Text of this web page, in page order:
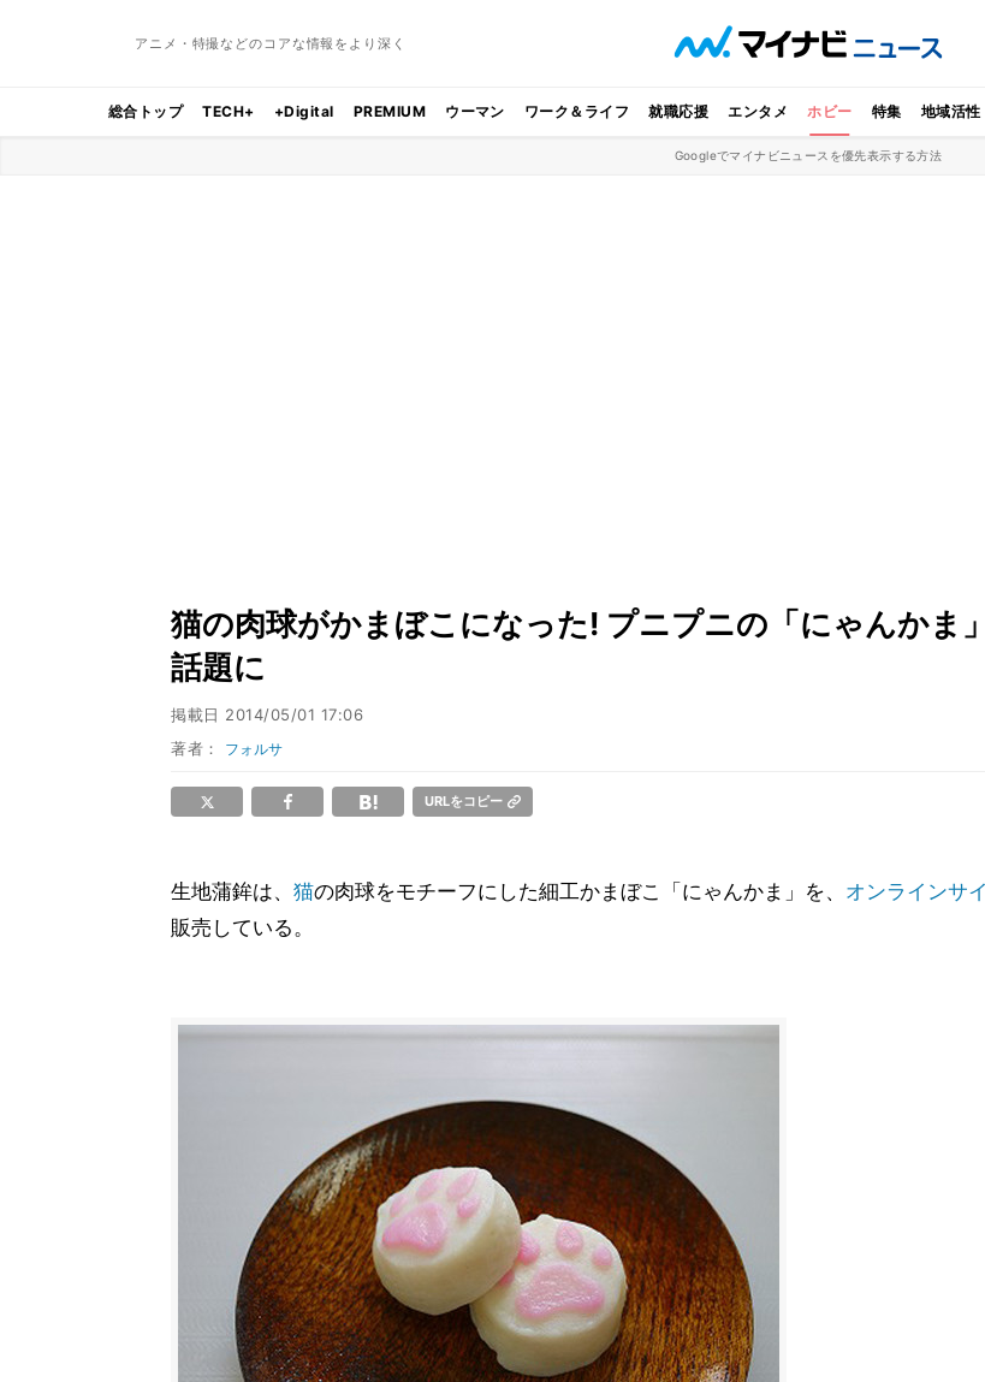
アニメ・特撮などのコアな情報をより深く
総合トップ TECH+ +Digital PREMIUM ウーマン ワーク＆ライフ 就職応援 エンタメ ホビー 特集 地域活性
Googleでマイナビニュースを優先表示する方法
猫の肉球がかまぼこになった! プニプニの「にゃんかま
話題に
掲載日 2014/05/01 17:06
著者： フォルサ
URLをコピー
生地蒲鉾は、 猫の肉球をモチーフにした細工かまぼこ「にゃんかま」を、 オンラインサ
販売している。